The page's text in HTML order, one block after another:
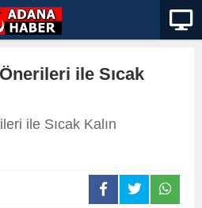
ile Sıcak
ile Sıcak Kalın